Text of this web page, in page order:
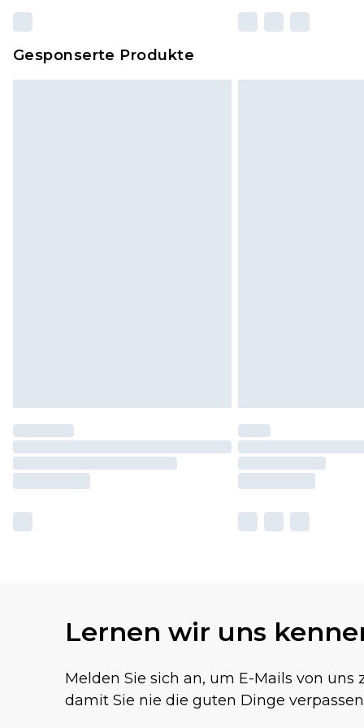
Gesponserte Produkte
Lernen wir uns
Melden Sie sich an, um E-Mails von uns
damit Sie nie die guten Dinge